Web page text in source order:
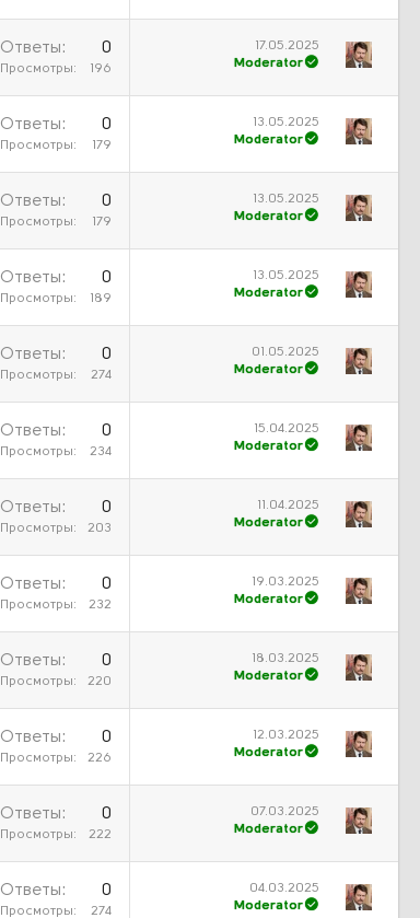
Ответы 0
Просмотры 196
17.05.2025
Moderator
Ответы 0
Просмотры 179
13.05.2025
Moderator
Ответы 0
Просмотры 179
13.05.2025
Moderator
Ответы 0
Просмотры 189
13.05.2025
Moderator
Ответы 0
Просмотры 274
01.05.2025
Moderator
Ответы 0
Просмотры 234
15.04.2025
Moderator
Ответы 0
Просмотры 203
11.04.2025
Moderator
Ответы 0
Просмотры 232
19.03.2025
Moderator
Ответы 0
Просмотры 220
18.03.2025
Moderator
Ответы 0
Просмотры 226
12.03.2025
Moderator
Ответы 0
Просмотры 222
07.03.2025
Moderator
Ответы 0
Просмотры 274
04.03.2025
Moderator